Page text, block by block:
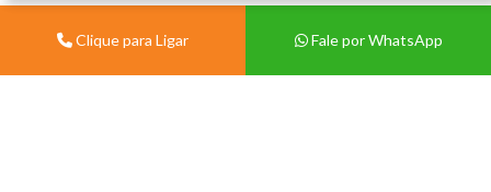
Clique para Ligar Fale por WhatsApp